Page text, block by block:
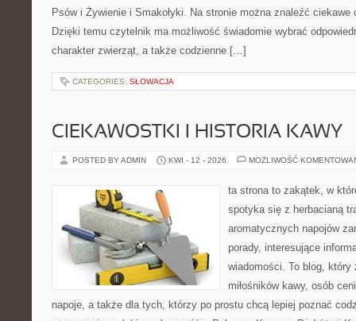
Psów i Żywienie i Smakołyki. Na stronie można znaleźć ciekawe
Dzięki temu czytelnik ma możliwość świadomie wybrać
charakter zwierząt, a także codzienne […]
CATEGORIES: SŁOWACJA
CIEKAWOSTKI I HISTORIA KAWY
POSTED BY ADMIN KWI - 12 - 2026 MOŻLIWOŚĆ
ta strona to zakątek, w
spotyka się z herbacianą
aromatycznych napojów
porady, interesujące
wiadomości. To blog, który
miłośników kawy, osób
napoje, a także dla tych, którzy po prostu chcą lepiej poznać